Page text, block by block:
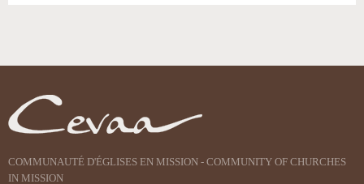
document
COMMUNAUTÉ D'ÉGLISES EN MISSION - COMMUNITY OF CHURCHES
IN MISSION